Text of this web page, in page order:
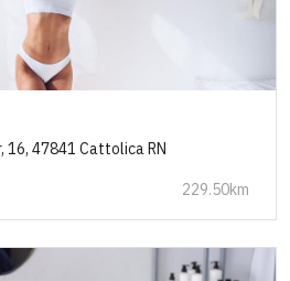
16, 47841 Cattolica RN
229.50km